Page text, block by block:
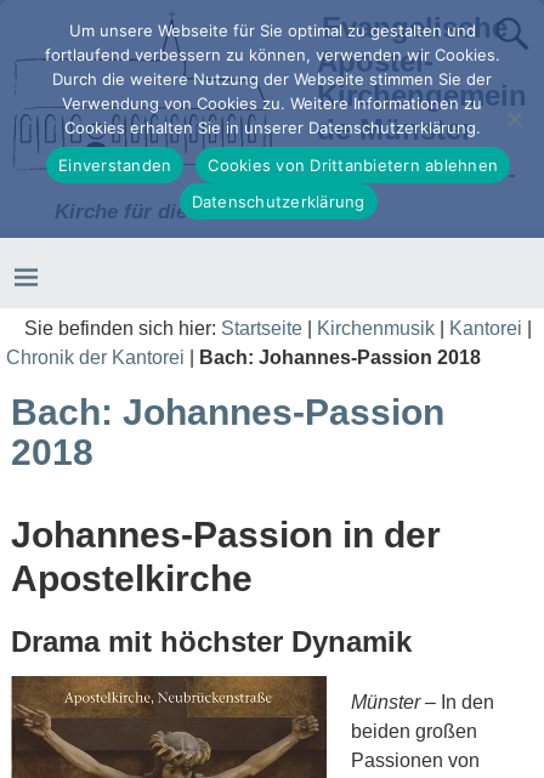
Evangelische
Apostel-
Kirchengemein
de Münster
Kirche in der Stadt -
Kirche für die Stadt
Sie befinden sich hier: Startseite Kirchenmusik Kantorei
Chronik der Kantorei
Bach: Johannes-Passion 2018
Bach: Johannes-Passion
2018
Johannes-Passion in der
Apostelkirche
Drama mit höchster Dynamik
Münster– In den
beiden großen
Passionen von
Um unsere Webseite für Sie optimal zu gestalten und
fortlaufend verbessern zu können, verwenden wir Cookies.
Durch die weitere Nutzung der Webseite stimmen Sie der
Verwendung von Cookies zu. Weitere Informationen zu
Cookies erhalten Sie in unserer Datenschutzerklärung.
Einverstanden
Cookies von Drittanbietern ablehnen
Datenschutzerklärung